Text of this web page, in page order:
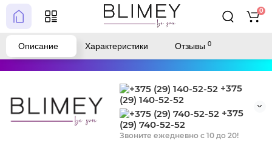
+375
(29) 140-52-52
+375
(29) 740-52-52
Звоните ежедневно с 10 до 20!
0
Описание Характеристики Отзывы 0